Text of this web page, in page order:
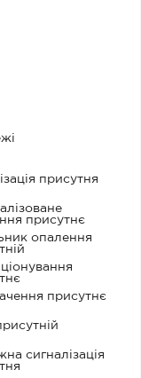
присутня
присутнє
опалення
присутнє
сигналізація